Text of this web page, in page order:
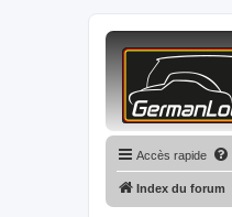
Accès rapide
Index du forum